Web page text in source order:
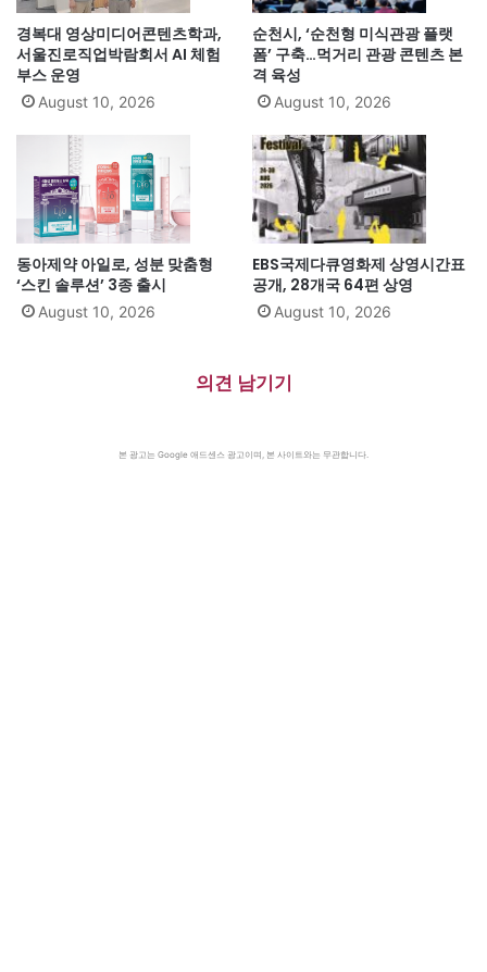
경복대 영상미디어콘텐츠학과,
서울진로직업박람회서 AI 체험
부스 운영
August 10, 2026
순천시, ‘순천형 미식관광 플랫
폼’ 구축…먹거리 관광 콘텐츠 본
격 육성
August 10, 2026
동아제약 아일로, 성분 맞춤형
‘스킨 솔루션’ 3종 출시
August 10, 2026
EBS국제다큐영화제 상영시간표
공개, 28개국 64편 상영
August 10, 2026
의견 남기기
본 광고는 Google 애드센스 광고이며, 본 사이트와는 무관합니다.